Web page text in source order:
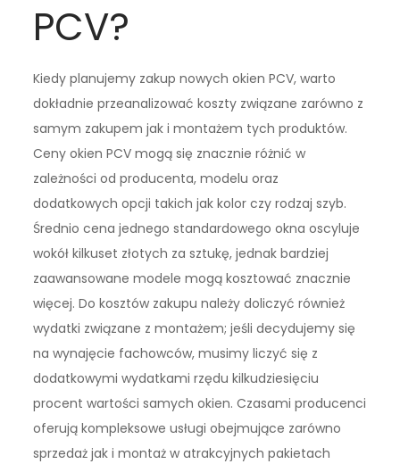
PCV?
Kiedy planujemy zakup nowych okien PCV, warto
dokładnie przeanalizować koszty związane zarówno z
samym zakupem jak i montażem tych produktów.
Ceny okien PCV mogą się znacznie różnić w
zależności od producenta, modelu oraz
dodatkowych opcji takich jak kolor czy rodzaj szyb.
Średnio cena jednego standardowego okna oscyluje
wokół kilkuset złotych za sztukę, jednak bardziej
zaawansowane modele mogą kosztować znacznie
więcej. Do kosztów zakupu należy doliczyć również
wydatki związane z montażem; jeśli decydujemy się
na wynajęcie fachowców, musimy liczyć się z
dodatkowymi wydatkami rzędu kilkudziesięciu
procent wartości samych okien. Czasami producenci
oferują kompleksowe usługi obejmujące zarówno
sprzedaż jak i montaż w atrakcyjnych pakietach